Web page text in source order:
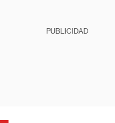
PUBLICIDAD